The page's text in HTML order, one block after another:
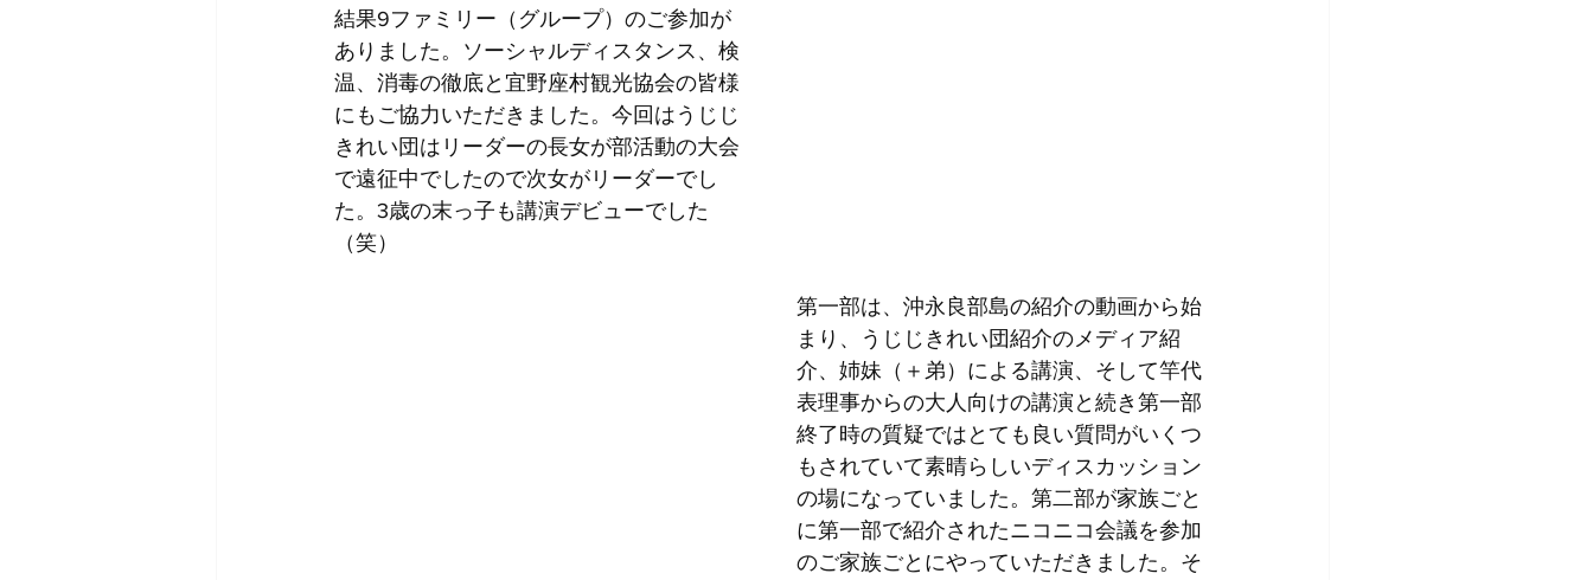
結果9ファミリー（グループ）のご参加が
ありました。ソーシャルディスタンス、検
温、消毒の徹底と宜野座村観光協会の皆様
にもご協力いただきました。今回はうじじ
きれい団はリーダーの長女が部活動の大会
で遠征中でしたので次女がリーダーでし
た。3歳の末っ子も講演デビューでした
（笑）
第一部は、沖永良部島の紹介の動画から始
まり、うじじきれい団紹介のメディア紹
介、姉妹（＋弟）による講演、そして竿代
表理事からの大人向けの講演と続き第一部
終了時の質疑ではとても良い質問がいくつ
もされていて素晴らしいディスカッション
の場になっていました。第二部が家族ごと
に第一部で紹介されたニコニコ会議を参加
のご家族ごとにやっていただきました。そ